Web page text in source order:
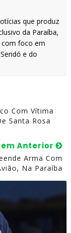
que produz
da Paraíba,
foco em
e do
Com Vítima
Santa Rosa
Anterior
Arma Com
Na Paraíba